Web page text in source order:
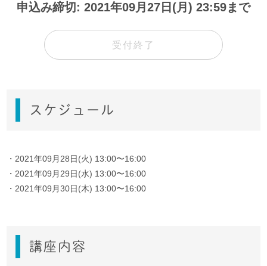
申込み締切: 2021年09月27日(月) 23:59まで
受付終了
スケジュール
・2021年09月28日(火) 13:00〜16:00
・2021年09月29日(水) 13:00〜16:00
・2021年09月30日(木) 13:00〜16:00
講座内容